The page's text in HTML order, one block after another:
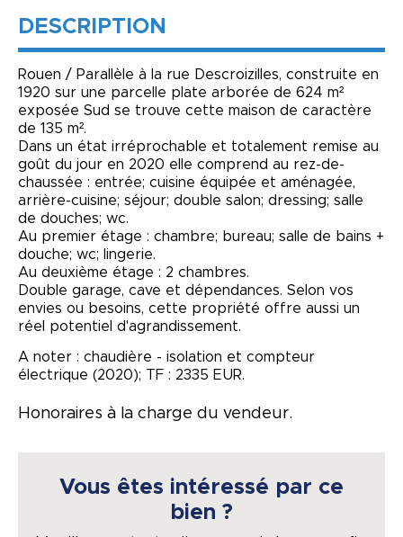
DESCRIPTION
Rouen / Parallèle à la rue Descroizilles, construite en
1920 sur une parcelle plate arborée de 624 m²
exposée Sud se trouve cette maison de caractère
de 135 m².
Dans un état irréprochable et totalement remise au
goût du jour en 2020 elle comprend au rez-de-
chaussée : entrée; cuisine équipée et aménagée,
arrière-cuisine; séjour; double salon; dressing; salle
de douches; wc.
Au premier étage : chambre; bureau; salle de bains +
douche; wc; lingerie.
Au deuxième étage : 2 chambres.
Double garage, cave et dépendances. Selon vos
envies ou besoins, cette propriété offre aussi un
réel potentiel d'agrandissement.
A noter : chaudière - isolation et compteur
électrique (2020); TF : 2335 EUR.
Honoraires à la charge du vendeur.
Vous êtes intéressé par ce
bien ?